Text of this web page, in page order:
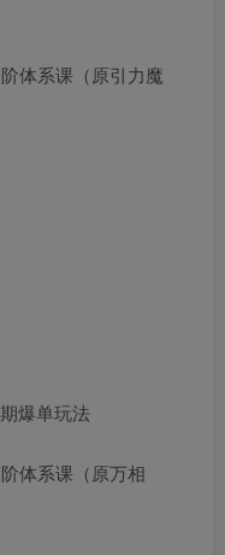
体系课（原引力魔
爆单玩法
体系课（原万相